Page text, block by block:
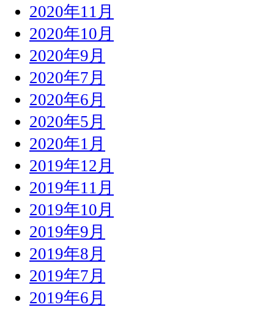
2020年11月
2020年10月
2020年9月
2020年7月
2020年6月
2020年5月
2020年1月
2019年12月
2019年11月
2019年10月
2019年9月
2019年8月
2019年7月
2019年6月